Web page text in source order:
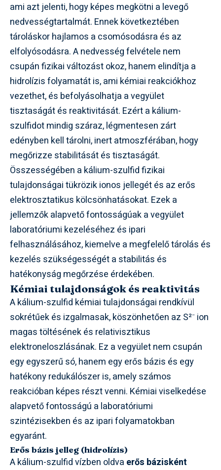
ami azt jelenti, hogy képes megkötni a levegő
nedvességtartalmát. Ennek következtében
tároláskor hajlamos a csomósodásra és az
elfolyósodásra. A nedvesség felvétele nem
csupán fizikai változást okoz, hanem elindítja a
hidrolízis folyamatát is, ami kémiai reakciókhoz
vezethet, és befolyásolhatja a vegyület
tisztaságát és reaktivitását. Ezért a kálium-
szulfidot mindig száraz, légmentesen zárt
edényben kell tárolni, inert atmoszférában, hogy
megőrizze stabilitását és tisztaságát.
Összességében a kálium-szulfid fizikai
tulajdonságai tükrözik ionos jellegét és az erős
elektrosztatikus kölcsönhatásokat. Ezek a
jellemzők alapvető fontosságúak a vegyület
laboratóriumi kezeléséhez és ipari
felhasználásához, kiemelve a megfelelő tárolás és
kezelés szükségességét a stabilitás és
hatékonyság megőrzése érdekében.
Kémiai tulajdonságok és reaktivitás
A kálium-szulfid kémiai tulajdonságai rendkívül
sokrétűek és izgalmasak, köszönhetően az S²⁻ ion
magas töltésének és relativisztikus
elektroneloszlásának. Ez a vegyület nem csupán
egy egyszerű só, hanem egy erős bázis és egy
hatékony redukálószer is, amely számos
reakcióban képes részt venni. Kémiai viselkedése
alapvető fontosságú a laboratóriumi
szintézisekben és az ipari folyamatokban
egyaránt.
Erős bázis jelleg (hidrolízis)
A kálium-szulfid vízben oldva erős bázisként